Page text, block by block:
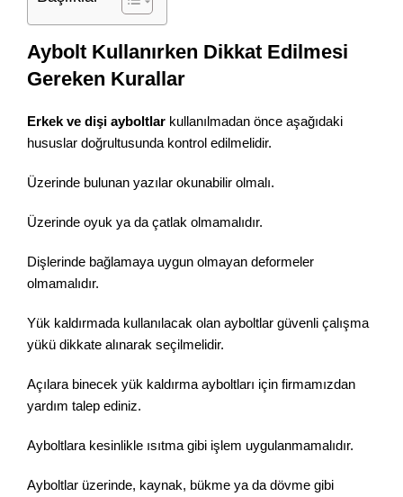
Aybolt Kullanırken Dikkat Edilmesi
Gereken Kurallar
Erkek ve dişi ayboltlar kullanılmadan önce aşağıdaki
hususlar doğrultusunda kontrol edilmelidir.
Üzerinde bulunan yazılar okunabilir olmalı.
Üzerinde oyuk ya da çatlak olmamalıdır.
Dişlerinde bağlamaya uygun olmayan deformeler
olmamalıdır.
Yük kaldırmada kullanılacak olan ayboltlar güvenli çalışma
yükü dikkate alınarak seçilmelidir.
Açılara binecek yük kaldırma ayboltları için firmamızdan
yardım talep ediniz.
Ayboltlara kesinlikle ısıtma gibi işlem uygulanmamalıdır.
Ayboltlar üzerinde, kaynak, bükme ya da dövme gibi